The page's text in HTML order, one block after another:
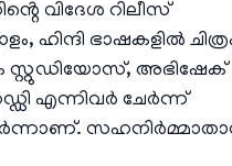
വിദേശ റിലീസ്
ഭാഷകളിൽ
അഭിഷേക്
എന്നിവർ ചേർന്ന്